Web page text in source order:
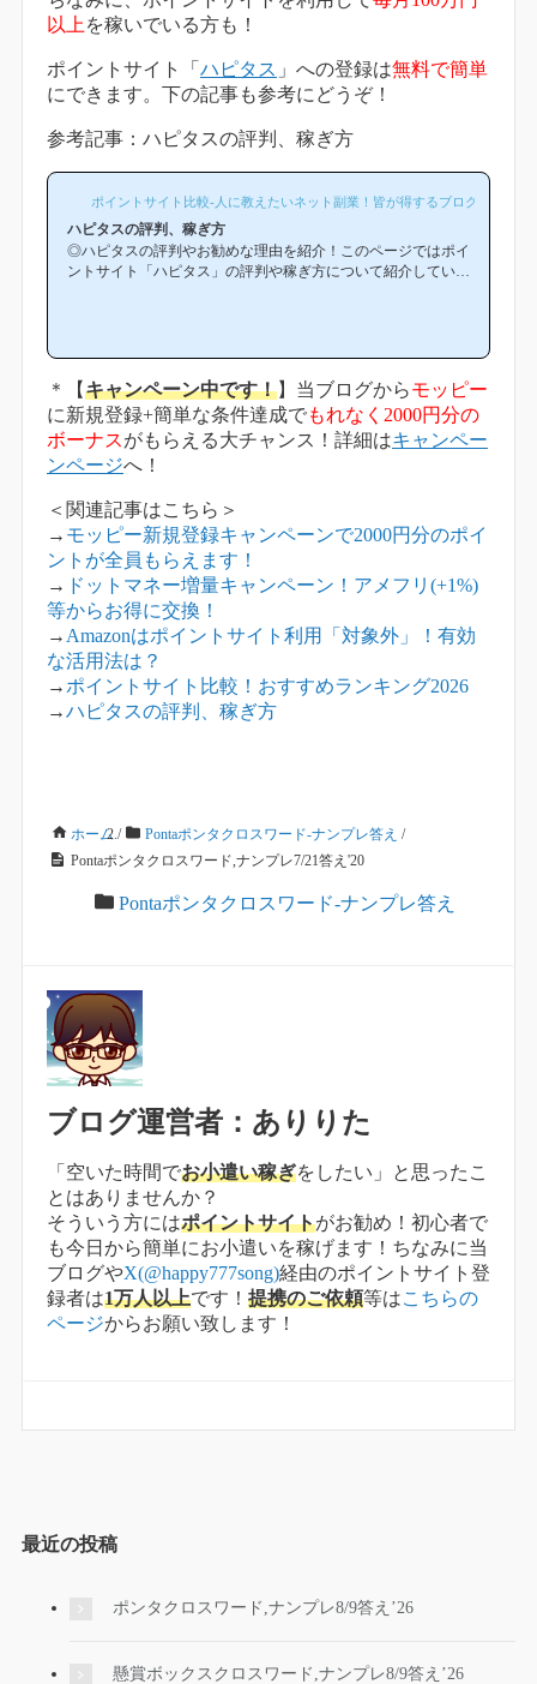
以上 を稼いでいる方も！
ポイントサイト「 ハピタス 」への登録は無料で簡単
にできます。下の記事も参考にどうぞ！
参考記事：ハピタスの評判、稼ぎ方
ポイントサイト比較-人に教えたいネット副業！皆が得するブログ-
ハピタスの評判、稼ぎ方
◎ハピタスの評判やお勧めな理由を紹介！このページではポイ
ントサイト「ハピタス」の評判や稼ぎ方について紹介していま
万人以上もおられます！)当ページからハピタスへの新規登録は
ほんの数分で簡単にできるので、下の記事を参考に進め...
＊【キャンペーン中です！】当ブログからモッピー
に新規登録+簡単な条件達成でもれなく2000円分の
ボーナスがもらえる大チャンス！詳細はキャンペー
ンページへ！
＜関連記事はこちら＞
→ モッピー新規登録キャンペーンで2000円分のポイ
ントが全員もらえます！
→ ドットマネー増量キャンペーン！アメフリ(+1%)
等からお得に交換！
→ Amazonはポイントサイト利用「対象外」！有効
な活用法は？
→ ポイントサイト比較！おすすめランキング2026
→ハピタスの評判、稼ぎ方
ホーム/ Pontaポンタクロスワード-ナンプレ答え /
Pontaポンタクロスワード,ナンプレ7/21答え'20
Pontaポンタクロスワード-ナンプレ答え
ブログ運営者：ありりた
「空いた時間でお小遣い稼ぎをしたい」と思ったこ
とはありませんか？
そういう方にはポイントサイトがお勧め！初心者で
も今日から簡単にお小遣いを稼げます！ちなみに当
ブログやX(@happy777song)経由のポイントサイト登
録者は1万人以上です！ 提携のご依頼等はこちらの
ページからお願い致します！
最近の投稿
ポンタクロスワード,ナンプレ8/9答え’26
懸賞ボックスクロスワード,ナンプレ8/9答え’26